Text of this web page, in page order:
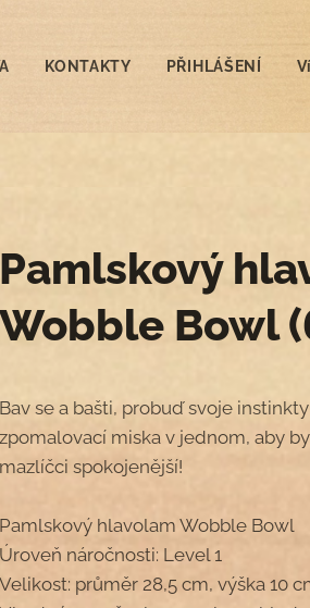
KONTAKTY PŘIHLÁŠENÍ
Pamlskový
Wobble Bowl
Bav se a bašti, probuď svoje
zpomalovací miska v jednom, aby
mazlíčci spokojenější!
Pamlskový hlavolam Wobble Bowl
Úroveň náročnosti: Level 1
Velikost: průměr 28,5 cm, výška 10